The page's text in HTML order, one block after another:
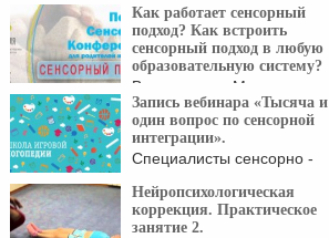
родителей ...
Как работает сенсорный
подход? Как встроить
сенсорный подход в любую
образовательную систему?
Выступление Марины
Белозёровой на Первой
Сенсорной Конференции ...
Запись вебинара «Тысяча и
один вопрос по сенсорной
интеграции».
Специалисты сенсорно -
- ...
Нейропсихологическая
коррекция. Практическое
занятие 2.